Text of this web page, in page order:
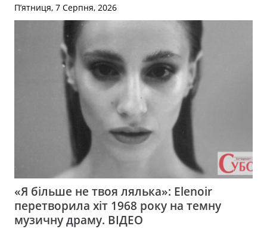
П’ятниця, 7 Серпня, 2026
«Я більше не твоя лялька»: Elenoir
перетворила хіт 1968 року на темну
музичну драму. ВІДЕО